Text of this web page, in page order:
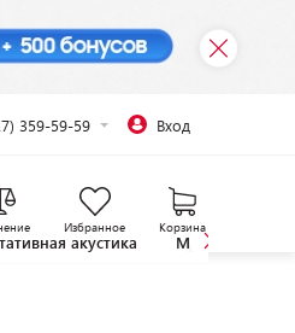
359-59-59 Вход
Избранное Корзина
акустика